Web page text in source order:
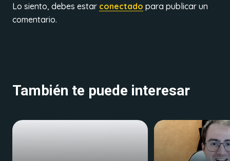
Lo siento, debes estar conectado para publicar un
comentario.
También te puede interesar